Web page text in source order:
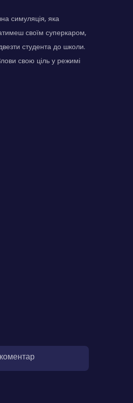
симуляція, яка
своїм суперкаром,
студента до школи.
свою ціль у режимі